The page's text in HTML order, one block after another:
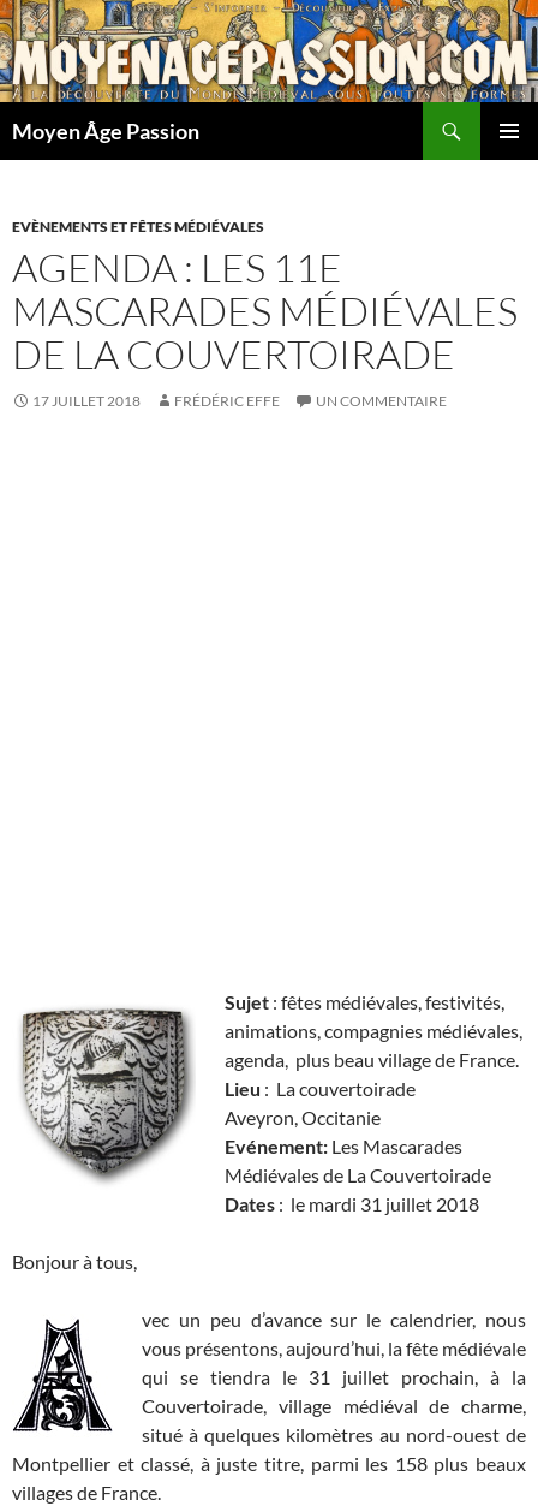
Aller
au
contenu
Moyen Âge Passion
EVÈNEMENTS ET FÊTES MÉDIÉVALES
AGENDA : LES 11E
MASCARADES MÉDIÉVALES
DE LA COUVERTOIRADE
17 JUILLET 2018 FRÉDÉRIC EFFE UN COMMENTAIRE
Sujet : fêtes médiévales, festivités,
animations, compagnies médiévales,
agenda, plus beau village de France.
Lieu : La couvertoirade
Aveyron, Occitanie
Evénement: Les Mascarades
Médiévales de La Couvertoirade
Dates : le mardi 31 juillet 2018
Bonjour à tous,
vec un peu d’avance sur le calendrier, nous
vous présentons, aujourd’hui, la fête médiévale
qui se tiendra le 31 juillet prochain, à la
Couvertoirade, village médiéval de charme,
situé à quelques kilomètres au nord-ouest de
Montpellier et classé, à juste titre, parmi les 158 plus beaux
villages de France.